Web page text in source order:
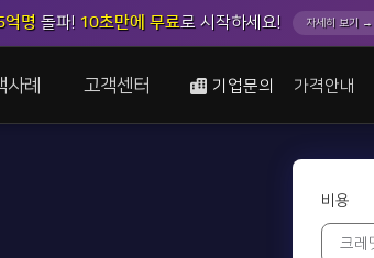
억명 돌파! 10초만에 무료로 시작하세요! 자세히 보기 →
사례 고객센터 기업문의 가격안내
비용